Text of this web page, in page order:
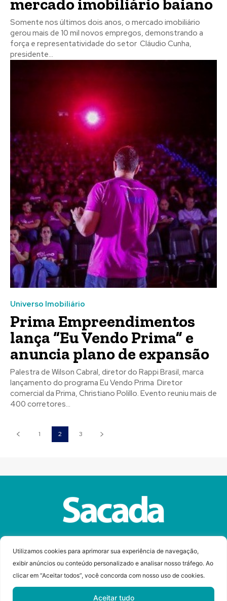
Utilizamos cookies para aprimorar sua experiência de navegação,
exibir anúncios ou conteúdo personalizado e analisar nosso tráfego. Ao
clicar em “Aceitar todos”, você concorda com nosso uso de cookies.
Aceitar tudo
mercado imobiliário baiano
Somente nos últimos dois anos, o mercado imobiliário
gerou mais de 10 mil novos empregos, demonstrando a
força e representatividade do setor Cláudio Cunha,
presidente...
Universo Imobiliário
Prima Empreendimentos
lança “Eu Vendo Prima” e
anuncia plano de expansão
Palestra de Wilson Cabral, diretor do Rappi Brasil, marca
lançamento do programa Eu Vendo Prima Diretor
comercial da Prima, Christiano Polillo. Evento reuniu mais de
400 corretores...
1 2 3